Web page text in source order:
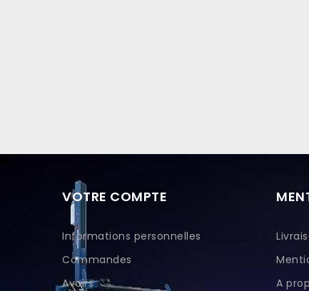
VOTRE COMPTE
Informations personnelles
Commandes
Avoirs
A